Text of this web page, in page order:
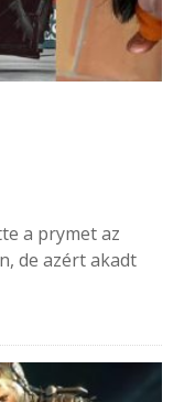
a prymet az
de azért akadt